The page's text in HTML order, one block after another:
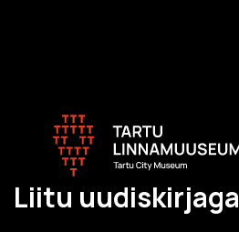
Liitu uudiskirjaga